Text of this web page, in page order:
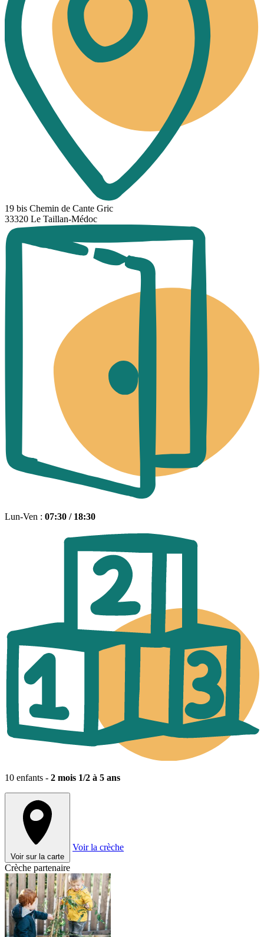
19 bis Chemin de Cante Gric
33320 Le Taillan-Médoc
Lun-Ven : 07:30 / 18:30
10 enfants - 2 mois 1/2 à 5 ans
Voir sur la carte
Voir la crèche
Crèche partenaire